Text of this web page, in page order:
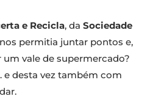
e Recicla, da Sociedade
nos permitia juntar pontos e,
vale de supermercado?
e desta vez também com